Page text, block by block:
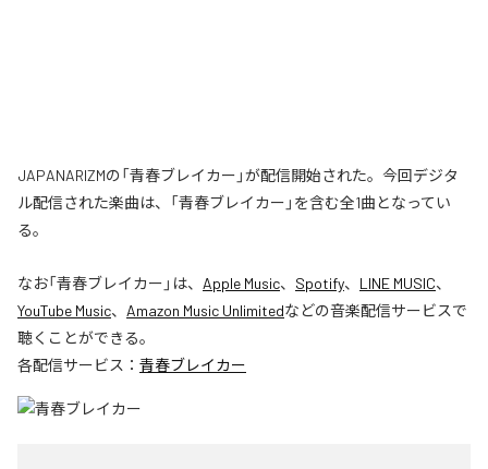
JAPANARIZMの「青春ブレイカー」が配信開始された。今回デジタ
ル配信された楽曲は、「青春ブレイカー」を含む全1曲となってい
る。
なお「青春ブレイカー 」は、 Apple Music、 Spotify、 LINE MUSIC、
YouTube Music、 Amazon Music Unlimitedなどの音楽配信サービスで
聴くことができる。
各配信サービス： 青春ブレイカー